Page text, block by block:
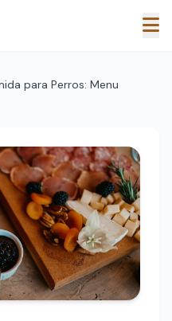
para Perros: Menu